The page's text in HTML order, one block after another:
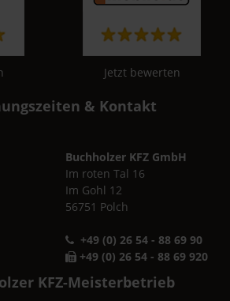
Jetzt bewerten
& Kontakt
Buchholzer KFZ GmbH
Im roten Tal 16
Im Gohl 12
56751 Polch
+49 (0) 26 54 - 88 69 90
+49 (0) 26 54 - 88 69 920
KFZ-Meisterbetrieb